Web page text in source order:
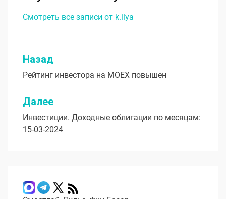
Смотреть все записи от k.ilya
Навигация
по
записям
Назад
Рейтинг инвестора на MOEX повышен
Далее
Инвестиции. Доходные облигации по месяцам:
15-03-2024